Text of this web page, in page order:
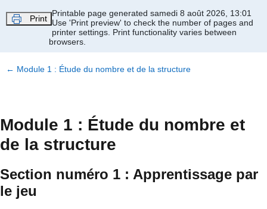
Print
Printable page generated samedi 8 août 2026, 13:01
Use 'Print preview' to check the number of pages and
printer settings. Print functionality varies between
browsers.
← Module 1 : Étude du nombre et de la structure
Module 1 : Étude du nombre et
de la structure
Section numéro 1 : Apprentissage par
le jeu